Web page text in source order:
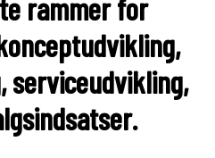
rammer for
serviceudvikling,